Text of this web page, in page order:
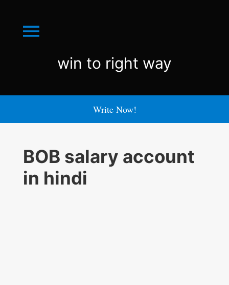
Menu
win
right
win to right way
Write Now!
BOB salary account
in hindi